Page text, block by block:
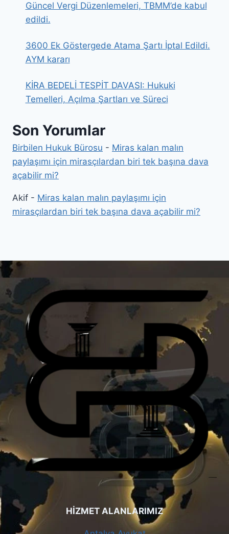
Güncel Vergi Düzenlemeleri, TBMM’de kabul
edildi.
3600 Ek Göstergede Atama Şartı İptal Edildi.
AYM kararı
KİRA BEDELİ TESPİT DAVASI: Hukuki
Temelleri, Açılma Şartları ve Süreci
Son Yorumlar
Birbilen Hukuk Bürosu - Miras kalan malın
paylaşımı için mirasçılardan biri tek başına dava
açabilir mi?
Akif - Miras kalan malın paylaşımı için
mirasçılardan biri tek başına dava açabilir mi?
HİZMET ALANLARIMIZ